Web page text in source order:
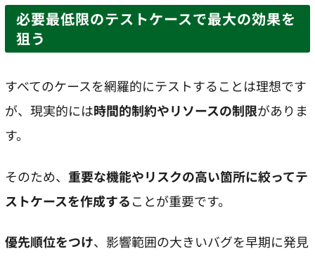
必要最低限のテストケースで最大の効果を
狙う
すべてのケースを網羅的にテストすることは理想です
が、現実的には時間的制約やリソースの制限がありま
す。
そのため、 重要な機能やリスクの高い箇所に絞ってテ
ストケースを作成することが重要です。
優先順位をつけ、影響範囲の大きいバグを早期に発見